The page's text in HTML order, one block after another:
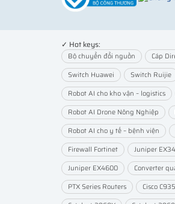
✓ Hot keys:
Bộ chuyển đổi nguồn Cáp
Switch Huawei
Switch Ruijie
Robot AI cho kho vận – logistics
Robot AI Drone Nông Nghiệp
Robot AI cho y tế – bệnh viện
Firewall Fortinet
Juniper
Juniper EX4600
Converter
PTX Series Routers
Cisco